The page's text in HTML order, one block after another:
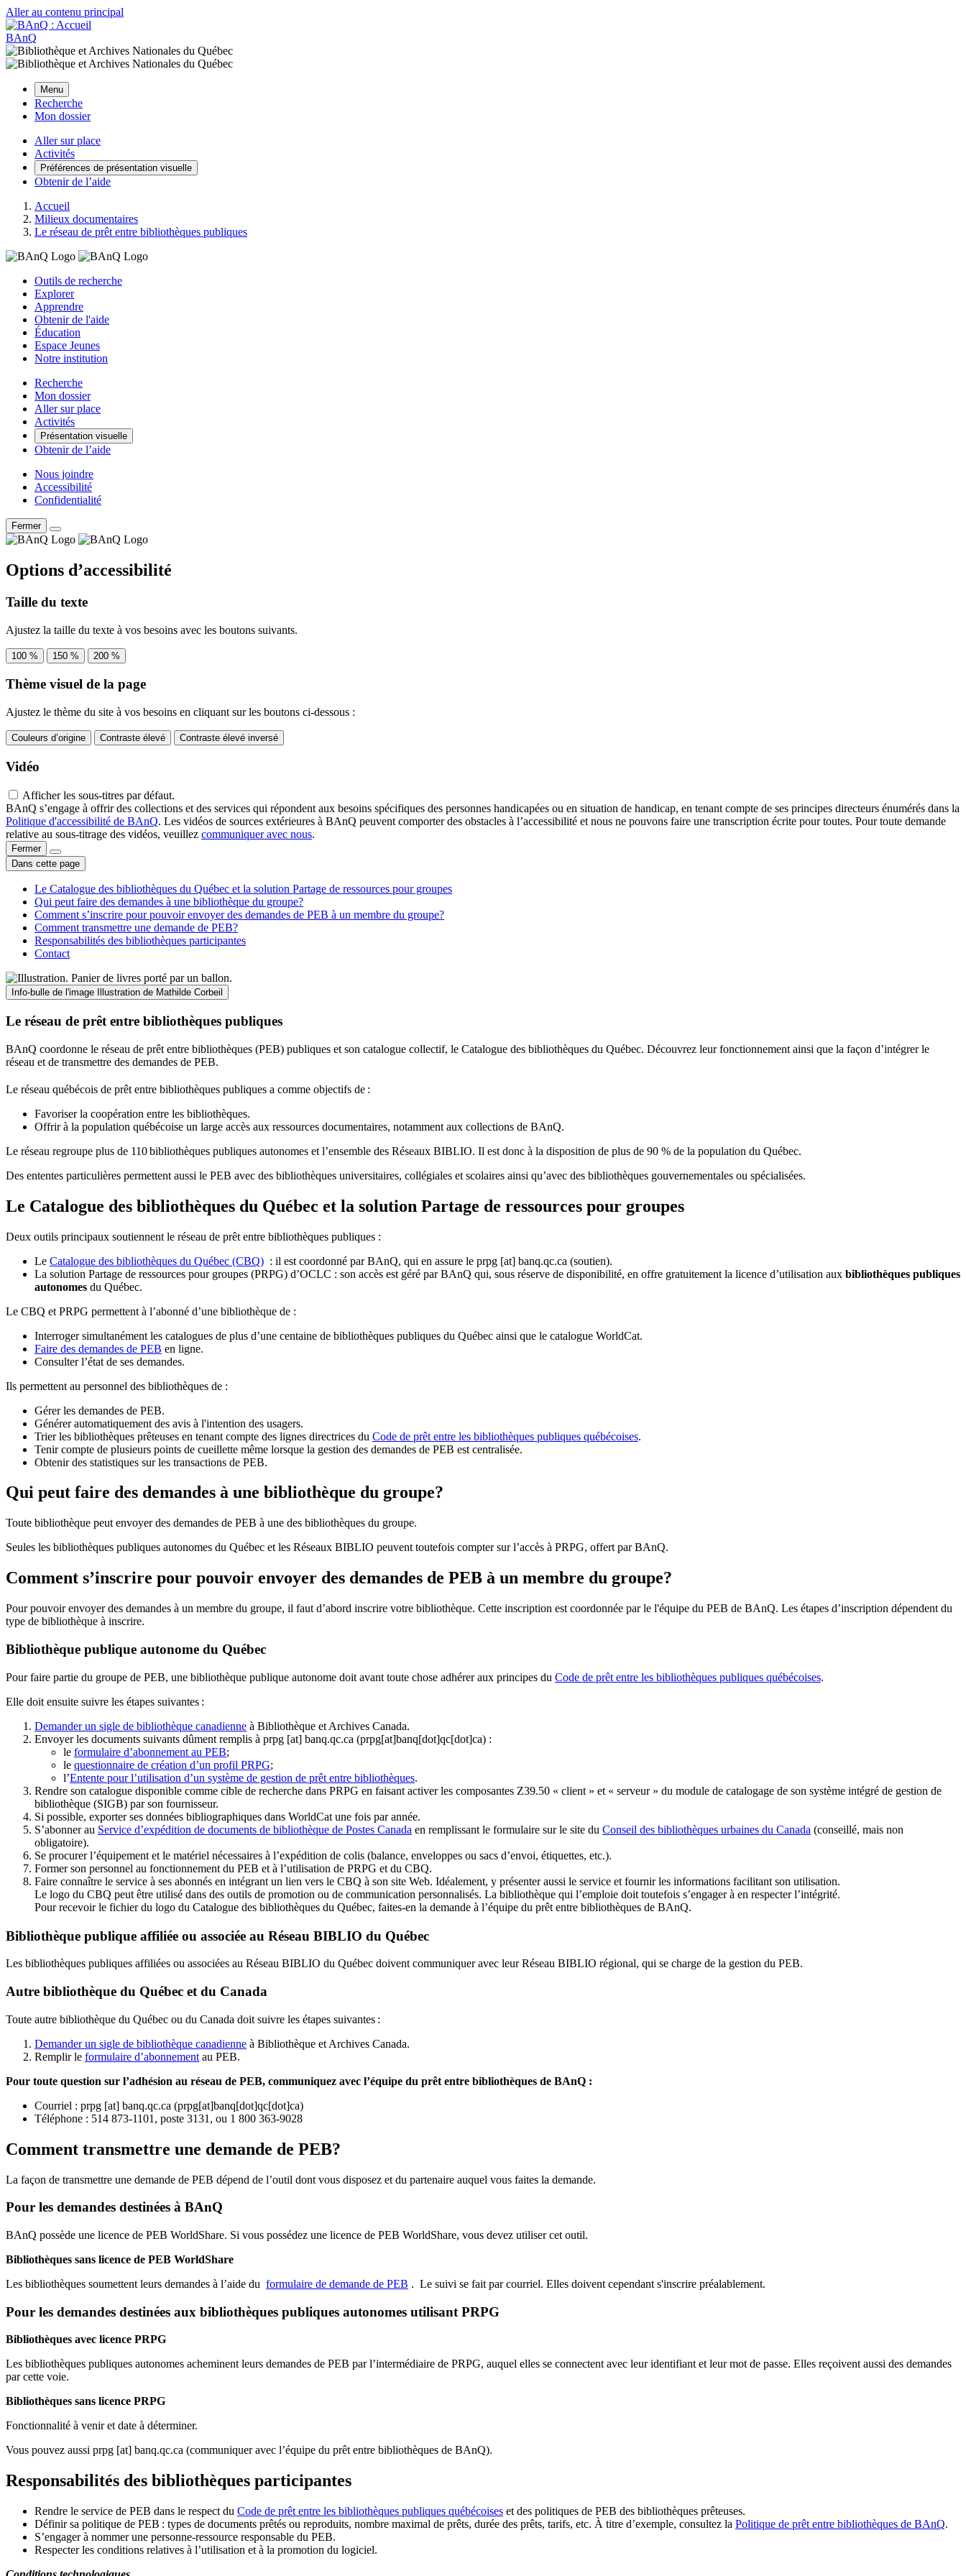
Aller au contenu principal
BAnQ
Menu
Recherche
Mon dossier
Aller sur place
Activités
Préférences de présentation visuelle
Obtenir de l’aide
Accueil
Milieux documentaires
Le réseau de prêt entre bibliothèques publiques
Outils de recherche
Explorer
Apprendre
Obtenir de l'aide
Éducation
Espace Jeunes
Notre institution
Recherche
Mon dossier
Aller sur place
Activités
Présentation visuelle
Obtenir de l’aide
Nous joindre
Accessibilité
Confidentialité
Fermer
Options d’accessibilité
Taille du texte
Ajustez la taille du texte à vos besoins avec les boutons suivants.
100 % 150 % 200 %
Thème visuel de la page
Ajustez le thème du site à vos besoins en cliquant sur les boutons ci-dessous :
Couleurs d’origine Contraste élevé Contraste élevé inversé
Vidéo
Afficher les sous-titres par défaut.
BAnQ s’engage à offrir des collections et des services qui répondent aux besoins spécifiques des personnes handicapées ou en situation de handicap, en tenant compte de ses principes directeurs énumérés dans la
Politique d'accessibilité de BAnQ. Les vidéos de sources extérieures à BAnQ peuvent comporter des obstacles à l’accessibilité et nous ne pouvons faire une transcription écrite pour toutes. Pour toute demande
relative au sous-titrage des vidéos, veuillez communiquer avec nous.
Fermer
Dans cette page
Le Catalogue des bibliothèques du Québec et la solution Partage de ressources pour groupes
Qui peut faire des demandes à une bibliothèque du groupe?
Comment s’inscrire pour pouvoir envoyer des demandes de PEB à un membre du groupe?
Comment transmettre une demande de PEB?
Responsabilités des bibliothèques participantes
Contact
Info-bulle de l'image Illustration de Mathilde Corbeil
Le réseau de prêt entre bibliothèques publiques
BAnQ coordonne le réseau de prêt entre bibliothèques (PEB) publiques et son catalogue collectif, le Catalogue des bibliothèques du Québec. Découvrez leur fonctionnement ainsi que la façon d’intégrer le
réseau et de transmettre des demandes de PEB.
Le réseau québécois de prêt entre bibliothèques publiques a comme objectifs de :
Favoriser la coopération entre les bibliothèques.
Offrir à la population québécoise un large accès aux ressources documentaires, notamment aux collections de BAnQ.
Le réseau regroupe plus de 110bibliothèques publiques autonomes et l’ensemble des Réseaux BIBLIO. Il est donc à la disposition de plus de 90 % de la population du Québec.
Des ententes particulières permettent aussi le PEB avec des bibliothèques universitaires, collégiales et scolaires ainsi qu’avec des bibliothèques gouvernementales ou spécialisées.
Le Catalogue des bibliothèques du Québec et la solution Partage de ressources pour groupes
Deux outils principaux soutiennent le réseau de prêt entre bibliothèques publiques :
Le Catalogue des bibliothèques du Québec (CBQ) : il est coordonné par BAnQ, qui en assure le prpg [at] banq.qc.ca (soutien).
La solution Partage de ressources pour groupes (PRPG) d’OCLC : son accès est géré par BAnQ qui, sous réserve de disponibilité, en offre gratuitement la licence d’utilisation aux bibliothèques publiques
autonomes du Québec.
Le CBQ et PRPG permettent à l’abonné d’une bibliothèque de :
Interroger simultanément les catalogues de plus d’une centaine de bibliothèques publiques du Québec ainsi que le catalogue WorldCat.
Faire des demandes de PEB en ligne.
Consulter l’état de ses demandes.
Ils permettent au personnel des bibliothèques de :
Gérer les demandes de PEB.
Générer automatiquement des avis à l'intention des usagers.
Trier les bibliothèques prêteuses en tenant compte des lignes directrices du Code de prêt entre les bibliothèques publiques québécoises.
Tenir compte de plusieurs points de cueillette même lorsque la gestion des demandes de PEB est centralisée.
Obtenir des statistiques sur les transactions de PEB.
Qui peut faire des demandes à une bibliothèque du groupe?
Toute bibliothèque peut envoyer des demandes de PEB à une des bibliothèques du groupe.
Seules les bibliothèques publiques autonomes du Québec et les Réseaux BIBLIO peuvent toutefois compter sur l’accès à PRPG, offert par BAnQ.
Comment s’inscrire pour pouvoir envoyer des demandes de PEB à un membre du groupe?
Pour pouvoir envoyer des demandes à un membre du groupe, il faut d’abord inscrire votre bibliothèque. Cette inscription est coordonnée par le l'équipe du PEB de BAnQ. Les étapes d’inscription dépendent du
type de bibliothèque à inscrire.
Bibliothèque publique autonome du Québec
Pour faire partie du groupe de PEB, une bibliothèque publique autonome doit avant toute chose adhérer aux principes du Code de prêt entre les bibliothèques publiques québécoises.
Elle doit ensuite suivre les étapes suivantes :
Demander un sigle de bibliothèque canadienne à Bibliothèque et Archives Canada.
Envoyer les documents suivants dûment remplis à prpg [at] banq.qc.ca (prpg[at]banq[dot]qc[dot]ca) :
le formulaire d’abonnement au PEB;
le questionnaire de création d’un profil PRPG;
l’Entente pour l’utilisation d’un système de gestion de prêt entre bibliothèques.
Rendre son catalogue disponible comme cible de recherche dans PRPG en faisant activer les composantes Z39.50 « client » et « serveur » du module de catalogage de son système intégré de gestion de
bibliothèque (SIGB) par son fournisseur.
Si possible, exporter ses données bibliographiques dans WorldCat une fois par année.
S’abonner au Service d’expédition de documents de bibliothèque de Postes Canada en remplissant le formulaire sur le site du Conseil des bibliothèques urbaines du Canada (conseillé, mais non
obligatoire).
Se procurer l’équipement et le matériel nécessaires à l’expédition de colis (balance, enveloppes ou sacs d’envoi, étiquettes, etc.).
Former son personnel au fonctionnement du PEB et à l’utilisation de PRPG et du CBQ.
Faire connaître le service à ses abonnés en intégrant un lien vers le CBQ à son site Web. Idéalement, y présenter aussi le service et fournir les informations facilitant son utilisation.
Le logo du CBQ peut être utilisé dans des outils de promotion ou de communication personnalisés. La bibliothèque qui l’emploie doit toutefois s’engager à en respecter l’intégrité.
Pour recevoir le fichier du logo du Catalogue des bibliothèques du Québec, faites-en la demande à l’équipe du prêt entre bibliothèques de BAnQ.
Bibliothèque publique affiliée ou associée au Réseau BIBLIO du Québec
Les bibliothèques publiques affiliées ou associées au Réseau BIBLIO du Québec doivent communiquer avec leur Réseau BIBLIO régional, qui se charge de la gestion du PEB.
Autre bibliothèque du Québec et du Canada
Toute autre bibliothèque du Québec ou du Canada doit suivre les étapes suivantes :
Demander un sigle de bibliothèque canadienne à Bibliothèque et Archives Canada.
Remplir le formulaire d’abonnement au PEB.
Pour toute question sur l’adhésion au réseau de PEB, communiquez avec l’équipe du prêt entre bibliothèques de BAnQ :
Courriel : prpg [at] banq.qc.ca (prpg[at]banq[dot]qc[dot]ca)
Téléphone : 514 873-1101, poste 3131, ou 1 800 363-9028
Comment transmettre une demande de PEB?
La façon de transmettre une demande de PEB dépend de l’outil dont vous disposez et du partenaire auquel vous faites la demande.
Pour les demandes destinées à BAnQ
BAnQ possède une licence de PEB WorldShare. Si vous possédez une licence de PEB WorldShare, vous devez utiliser cet outil.
Bibliothèques sans licence de PEB WorldShare
Les bibliothèques soumettent leurs demandes à l’aide du formulaire de demande de PEB . Le suivi se fait par courriel. Elles doivent cependant s'inscrire préalablement.
Pour les demandes destinées aux bibliothèques publiques autonomes utilisant PRPG
Bibliothèques avec licence PRPG
Les bibliothèques publiques autonomes acheminent leurs demandes de PEB par l’intermédiaire de PRPG, auquel elles se connectent avec leur identifiant et leur mot de passe. Elles reçoivent aussi des demandes
par cette voie.
Bibliothèques sans licence PRPG
Fonctionnalité à venir et date à déterminer.
Vous pouvez aussi prpg [at] banq.qc.ca (communiquer avec l’équipe du prêt entre bibliothèques de BAnQ).
Responsabilités des bibliothèques participantes
Rendre le service de PEB dans le respect du Code de prêt entre les bibliothèques publiques québécoises et des politiques de PEB des bibliothèques prêteuses.
Définir sa politique de PEB : types de documents prêtés ou reproduits, nombre maximal de prêts, durée des prêts, tarifs, etc. À titre d’exemple, consultez la Politique de prêt entre bibliothèques de BAnQ.
S’engager à nommer une personne-ressource responsable du PEB.
Respecter les conditions relatives à l’utilisation et à la promotion du logiciel.